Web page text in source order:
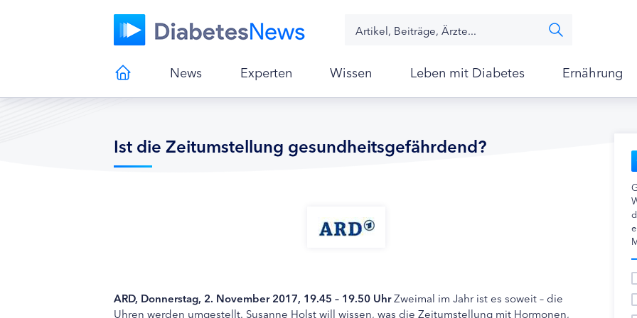
News Experten Wissen Leben mit Diabetes Ernährung
Ist die Zeitumstellung gesundheitsgefährdend?
ARD, Donnerstag, 2. November 2017, 19.45 – 19.50 UhrZweimal im Jahr ist es soweit – die
Uhren werden umgestellt. Susanne Holst will wissen, was die Zeitumstellung mit Hormonen,